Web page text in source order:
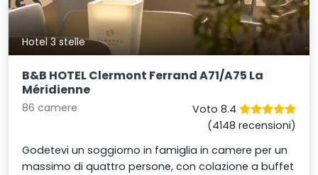
Hotel 3 stelle
B&B HOTEL Clermont Ferrand A71/A75 La
Méridienne
86 camere
Voto 8.4
(4148 recensioni)
Godetevi un soggiorno in famiglia in camere per un
massimo di quattro persone, con colazione a buffet